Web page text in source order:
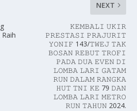
NEXT
𝙺𝙴𝙼𝙱𝙰𝙻𝙸 𝚄𝙺𝙸𝚁
𝙿𝚁𝙴𝚂𝚃𝙰𝚂𝙸 𝙿𝚁𝙰𝙹𝚄𝚁𝙸𝚃
𝚈𝙾𝙽𝙸𝙵 143/𝚃𝚆𝙴𝙹 𝚃𝙰𝙺
𝙱𝙾𝚂𝙰𝙽 𝚁𝙴𝙱𝚄𝚃 𝚃𝚁𝙾𝙵𝙸
𝙿𝙰𝙳𝙰 𝙳𝚄𝙰 𝙴𝚅𝙴𝙽 𝙳𝙸
𝙻𝙾𝙼𝙱𝙰 𝙻𝙰𝚁𝙸 𝙶𝙰𝚃𝙰𝙼
𝚁𝚄𝙽 𝙳𝙰𝙻𝙰𝙼 𝚁𝙰𝙽𝙶𝙺𝙰
𝙷𝚄𝚃 𝚃𝙽𝙸 𝙺𝙴 79 𝙳𝙰𝙽
𝙻𝙾𝙼𝙱𝙰 𝙻𝙰𝚁𝙸 𝙼𝙴𝚃𝚁𝙾
𝚁𝚄𝙽 𝚃𝙰𝙷𝚄𝙽 2024.